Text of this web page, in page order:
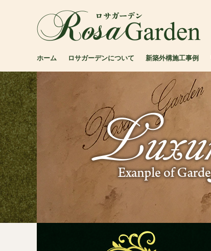
ホーム ロサガーデンについて 新築外構施工事例